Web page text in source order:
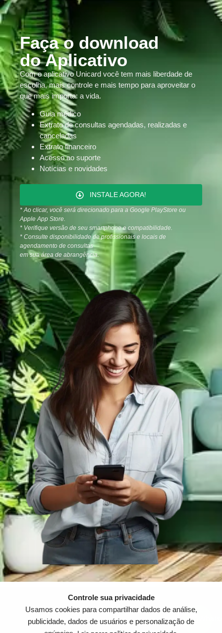
Controle sua privacidade
Usamos cookies para compartilhar dados de análise,
publicidade, dados de usuários e personalização de
Faça o download
do Aplicativo
Com o aplicativo Unicard você tem mais liberdade de
escolha, mais controle e mais tempo para aproveitar o
que mais importa: a vida.
Guia médico
Extrato de consultas agendadas, realizadas e
canceladas
Extrato financeiro
Acesso ao suporte
Notícias e novidades
INSTALE AGORA!
* Ao clicar, você será direcionado para a Google PlayStore ou
Apple App Store.
* Verifique versão de seu smartphone e compatibilidade.
* Consulte disponibilidade de profissionais e locais de
agendamento de consultas
em sua área de abrangência.